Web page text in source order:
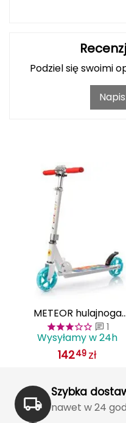
HAGLÖFS
Hanwag
Hydro Flask
IGLOO
Icestorm
Podziel się swoimi
METEOR hulajnoga
młodzieżowa z
kołami LED Racer Cube
1
Wysyłamy w 24h
14249 zł
Szybka
nawet w 24